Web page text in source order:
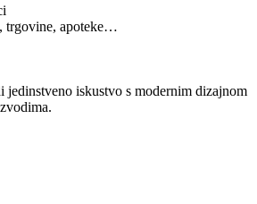
trgovine, apoteke…
jedinstveno iskustvo s modernim dizajnom